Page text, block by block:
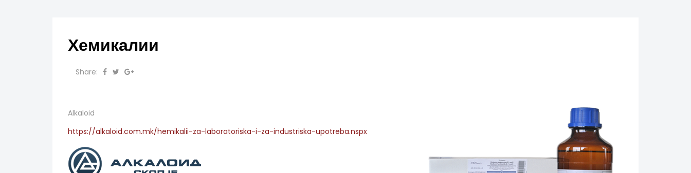
Хемикалии
Share:
Alkaloid
https://alkaloid.com.mk/hemikalii-za-laboratoriska-i-za-industriska-upotreba.nspx